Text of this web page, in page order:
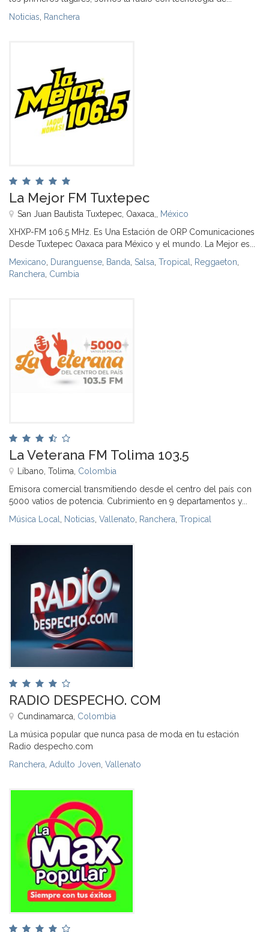
Noticias Ranchera
La Mejor FM Tuxtepec
San Juan Bautista Tuxtepec, Oaxaca,, México
XHXP-FM 106.5 MHz. Es Una Estación de ORP Comunicaciones
Desde Tuxtepec Oaxaca para México y el mundo. La Mejor es...
Mexicano Duranguense Banda Salsa Tropical Reggaeton
Ranchera Cumbia
La Veterana FM Tolima 103.5
Líbano, Tolima, Colombia
Emisora comercial transmitiendo desde el centro del país con
5000 vatios de potencia. Cubrimiento en 9 departamentos y...
Música Local
Noticias Vallenato Ranchera Tropical
RADIO DESPECHO. COM
Cundinamarca, Colombia
La música popular que nunca pasa de moda en tu estación
Radio despecho.com
Ranchera Adulto Joven Vallenato